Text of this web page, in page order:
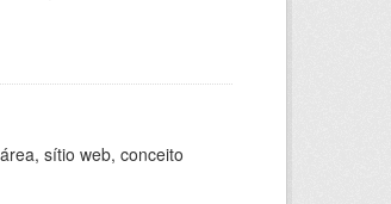
sítio web, conceito